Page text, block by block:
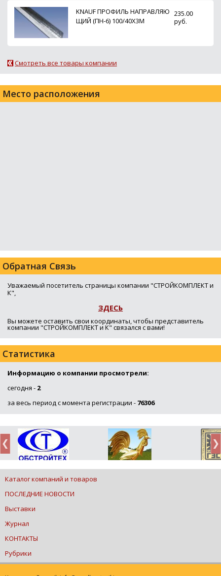
KNAUF ПРОФИЛЬ НАПРАВЛЯЮ
ЩИЙ (ПН-6) 100/40Х3М
235.00
руб.
Смотреть все товары компании
Место расположения
Обратная Связь
Уважаемый посетитель страницы компании "СТРОЙКОМПЛЕКТ и
К",
ЗДЕСЬ
Вы можете оставить свои координаты, чтобы представитель
компании "СТРОЙКОМПЛЕКТ и К" связался с вами!
Статистика
Информацию о компании просмотрели:
сегодня - 2
за весь период с момента регистрации - 76306
Каталог компаний и товаров
ПОСЛЕДНИЕ НОВОСТИ
Выставки
Журнал
КОНТАКТЫ
Рубрики